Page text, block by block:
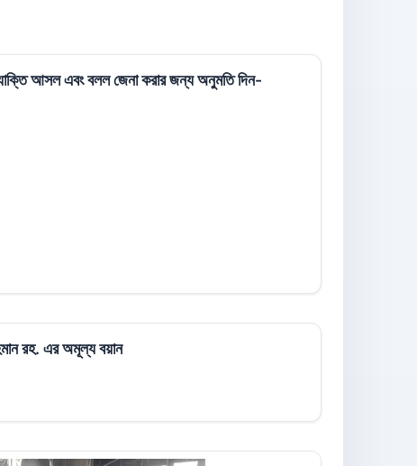
আসল এবং বলল জেনা করার জন্য অনুমতি দিন-
রহ. এর অমূল্য বয়ান